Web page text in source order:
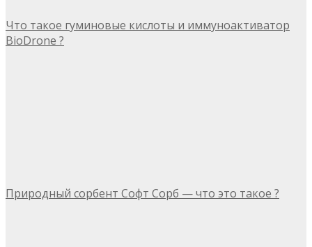
Что такое гуминовые кислоты и иммуноактиватор
BioDrone ?
Природный сорбент Софт Сорб — что это такое ?